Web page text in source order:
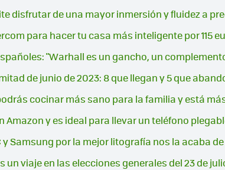
disfrutar de una mayor inmersión y fluidez a
para hacer tu casa más inteligente por 115
"Warhall es un gancho, un
de junio de 2023: 8 que llegan y 5 que
cocinar más sano para la familia y está
Amazon y es ideal para llevar un teléfono
Samsung por la mejor litografía nos la acaba de
viaje en las elecciones generales del 23 de